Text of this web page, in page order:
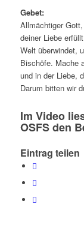
Gebet:
Allmächtiger
deiner Liebe
Welt überwindet,
Bischöfe. Mache
und in der Liebe,
Darum bitten wir
Im Video
OSFS den
Eintrag teilen